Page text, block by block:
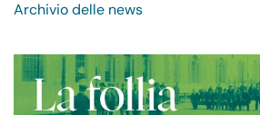
Archivio delle news